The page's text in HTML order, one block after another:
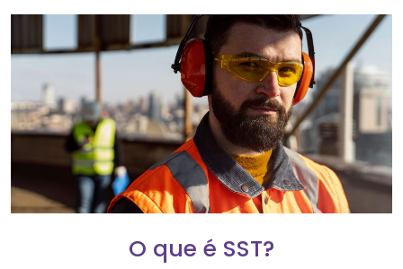
O que é SST?